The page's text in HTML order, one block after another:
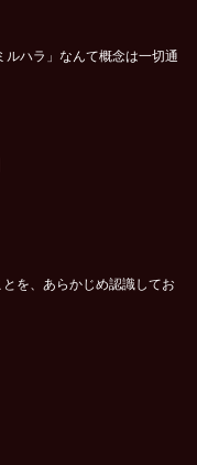
ハラ」なんて概念は一切通
を、あらかじめ認識してお